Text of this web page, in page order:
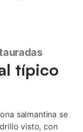
típico
salmantina se
visto, con